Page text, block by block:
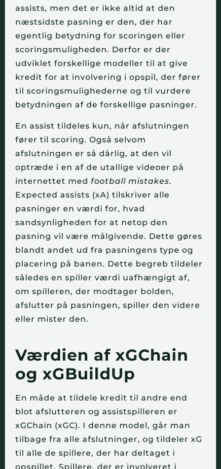
assists, men det er ikke altid at den
næstsidste pasning er den, der har
egentlig betydning for scoringen eller
scoringsmuligheden. Derfor er der
udviklet forskellige modeller til at give
kredit for at involvering i opspil, der fører
til scoringsmulighederne og til vurdere
betydningen af de forskellige pasninger.
En assist tildeles kun, når afslutningen
fører til scoring. Også selvom
afslutningen er så dårlig, at den vil
optræde i en af de utallige videoer på
internettet med football mistakes.
Expected assists (xA) tilskriver alle
pasninger en værdi for, hvad
sandsynligheden for at netop den
pasning vil være målgivende. Dette gøres
blandt andet ud fra pasningens type og
placering på banen. Dette begreb tildeler
således en spiller værdi uafhængigt af,
om spilleren, der modtager bolden,
afslutter på pasningen, spiller den videre
eller mister den.
Værdien af xGChain
og xGBuildUp
En måde at tildele kredit til andre end
blot afslutteren og assistspilleren er
xGChain (xGC). I denne model, går man
tilbage fra alle afslutninger, og tildeler xG
til alle de spillere, der har deltaget i
opspillet. Spillere, der er involveret i